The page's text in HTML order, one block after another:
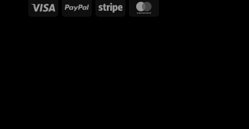
Visa PayPal Stripe